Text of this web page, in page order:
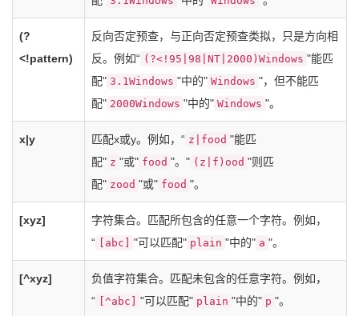
(?
<!pattern)
反向否定预查，与正向否定预查类拟，只是方向相
反。例如“ (?<!95|98|NT|2000)Windows "能匹
配" 3.1Windows "中的" Windows "，但不能匹
配" 2000Windows "中的" Windows "。
x|y 匹配x或y。例如，“ z|food "能匹
配" z "或" food "。" (z|f)ood "则匹
配" zood "或" food "。
[xyz]
字符集合。匹配所包含的任意一个字符。例如，
“
[abc] "可以匹配" plain "中的" a "。
[^xyz]
负值字符集合。匹配未包含的任意字符。例如，
“
[^abc] "可以匹配" plain "中的" p "。